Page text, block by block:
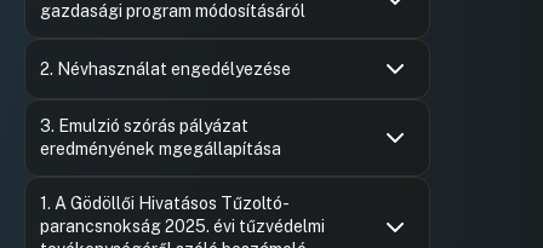
gazdasági program módosításáról
2. Névhasználat engedélyezése
3. Emulzió szórás pályázat
eredményének mgegállapítása
1. A Gödöllői Hivatásos Tűzoltó-
parancsnokság 2025. évi tűzvédelmi